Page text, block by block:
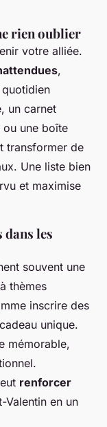
rien oublier
votre alliée.
,
un carnet
ou une boîte
transformer de
Une liste bien
et maximise
dans les
souvent une
thèmes
inscrire des
unique.
mémorable,
renforcer
Valentin en un